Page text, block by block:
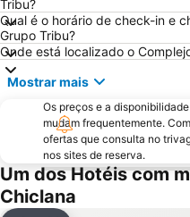
Castillo de Sancti Petri
Carabela La Niña
El Portal
Cruz del Mar
Playa El Chato
Parque Natural Bahía de Cádiz
Estación de Autobuses
Tribu?
Qual é o horário de check-in e
Grupo Tribu?
Onde está localizado o
Mostrar mais
Os preços e a
mudam frequentemente.
ofertas que consulta no
nos sites de reserva.
Um dos Hotéis com
Chiclana